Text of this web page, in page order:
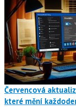
Červencová
které mění